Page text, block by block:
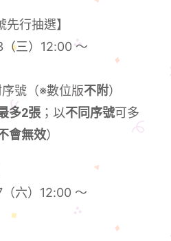
先行抽選】
三）12:00 ～
序號（※數位版不附）
多2張 ；以不同序號可多
會無效）
六）12:00 ～